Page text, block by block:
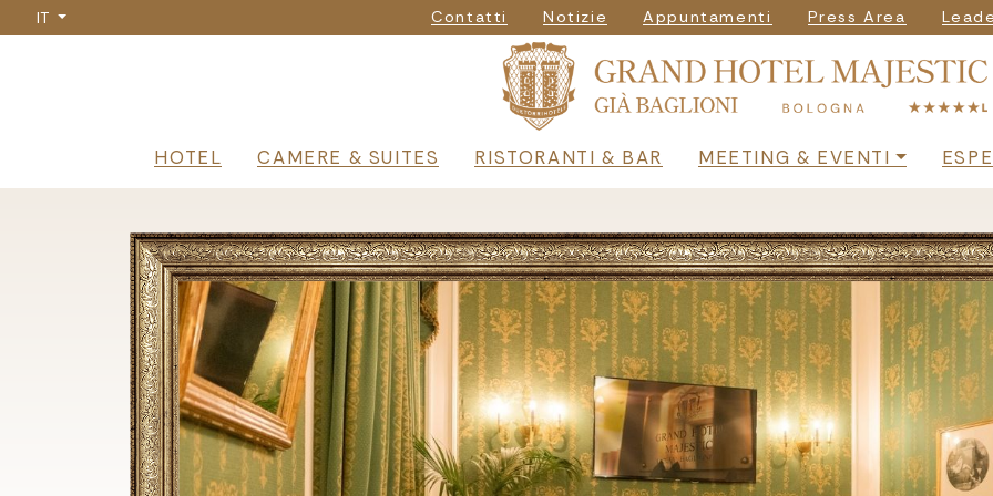
Salta
al
IT Navigazione
Contatti Notizie Appuntamenti Press Area
Navigazione principale
HOTEL CAMERE & SUITES RISTORANTI & BAR MEETING & EVENTI